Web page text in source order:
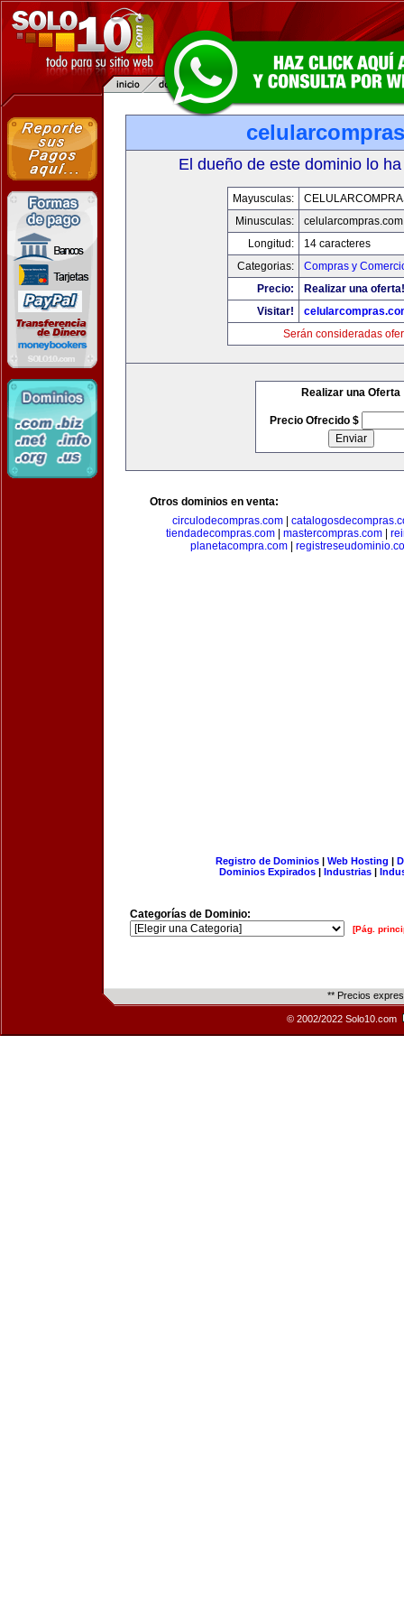
El dueño de este dominio lo
Mayusculas:
Minusculas:
celularcompras.com
Longitud:
14 caracteres
Categorias:
Compras y
Precio:
Realizar una oferta!
Visitar!
Serán consideradas
Realizar una Oferta
Precio Ofrecido $
Otros dominios en venta:
circulodecompras.com|
tiendadecompras.com| mastercompras.com|
planetacompra.com|
Registro de Dominios| Web Hosting |
Dominios Expirados | Industrias |
Categorías de Dominio:
[Pág.
** Precios
© 2002/2022 Solo10.com